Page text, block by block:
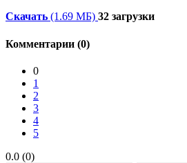
Скачать (1.69 МБ) 32 загрузки
Комментарии (0)
0
1
2
3
4
5
0.0 (0)